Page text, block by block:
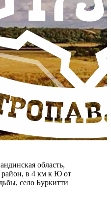
область,
район, в 4 км к Ю от
село Буркитти